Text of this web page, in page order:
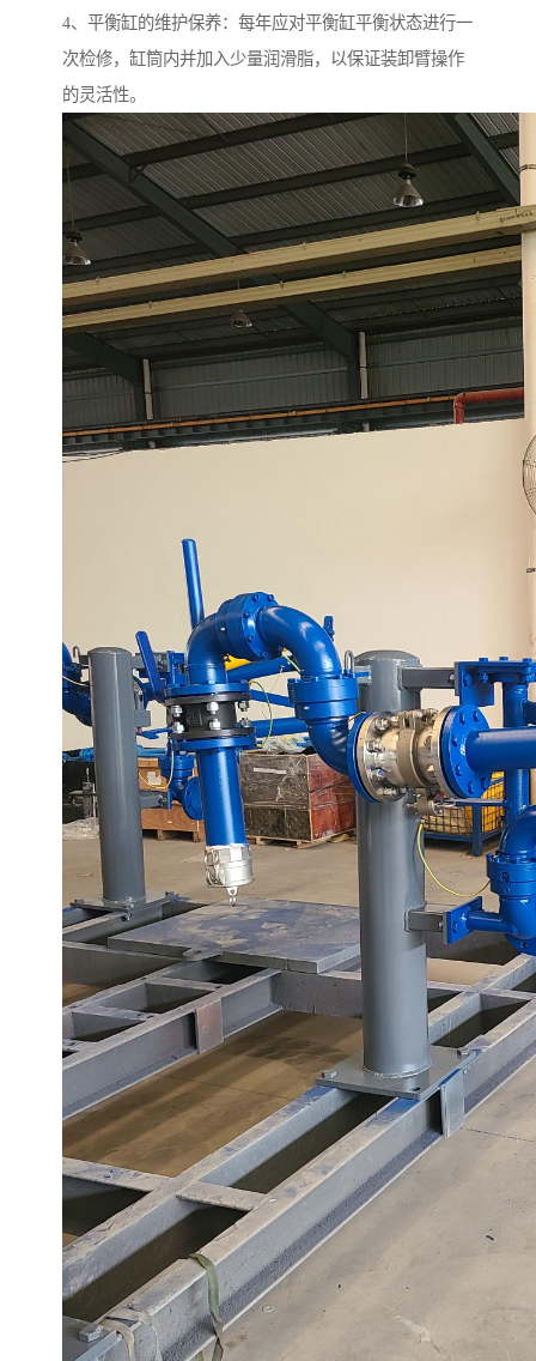
4、平衡缸的维护保养：每年应对平衡缸平衡状态进行一
次检修，缸筒内并加入少量润滑脂，以保证装卸臂操作
的灵活性。